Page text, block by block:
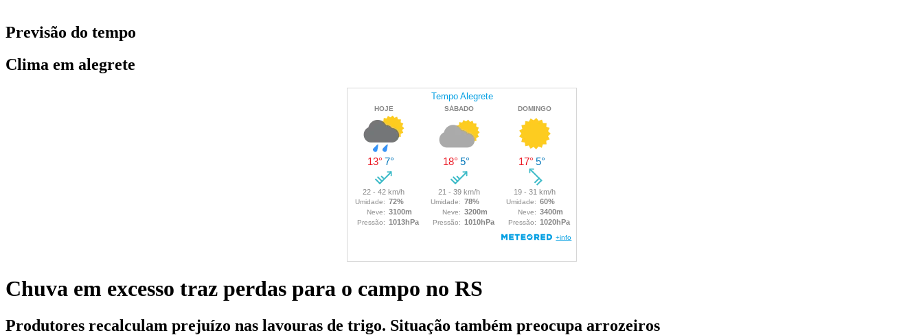
Previsão do tempo
Clima em alegrete
Chuva em excesso traz perdas para o campo no RS
Produtores recalculam prejuízo nas lavouras de trigo. Situação também preocupa arrozeiros